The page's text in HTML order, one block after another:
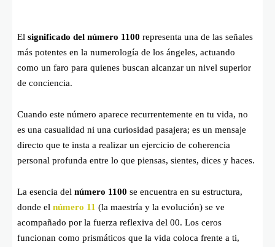
El significado del número 1100 representa una de las señales
más potentes en la numerología de los ángeles, actuando
como un faro para quienes buscan alcanzar un nivel superior
de conciencia.
Cuando este número aparece recurrentemente en tu vida, no
es una casualidad ni una curiosidad pasajera; es un mensaje
directo que te insta a realizar un ejercicio de coherencia
personal profunda entre lo que piensas, sientes, dices y haces.
La esencia del número 1100 se encuentra en su estructura,
donde el número 11 (la maestría y la evolución) se ve
acompañado por la fuerza reflexiva del 00. Los ceros
funcionan como prismáticos que la vida coloca frente a ti,